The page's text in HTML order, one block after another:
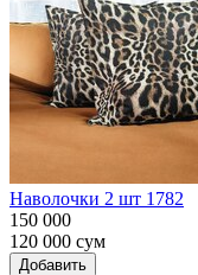
Наволочки 2 шт 1782
150 000
120 000 сум
Добавить